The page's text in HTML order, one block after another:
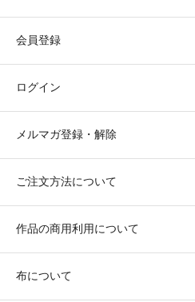
会員登録
ログイン
メルマガ登録・解除
ご注文方法について
作品の商用利用について
布について